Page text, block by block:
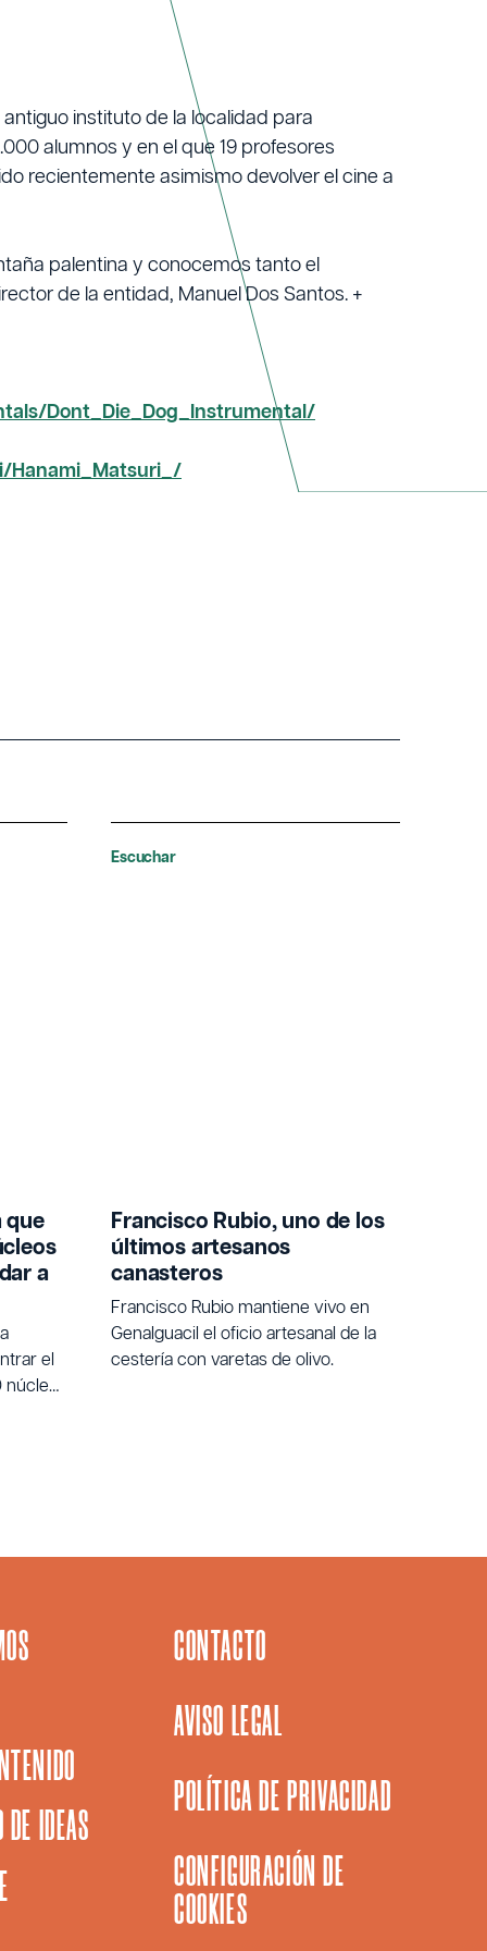
instituto de la localidad para
alumnos y en el que 19 profesores
recientemente asimismo devolver el cine a
palentina y conocemos tanto el
de la entidad, Manuel Dos Santos. +
Dont_Die_Dog_Instrumental/
Hanami_Matsuri_/
que
a
el
Escuchar
Francisco Rubio, uno de los
últimos artesanos
canasteros
Francisco Rubio mantiene vivo en
Genalguacil el oficio artesanal de la
cestería con varetas de olivo.
DE IDEAS
CONTACTO
AVISO LEGAL
POLÍTICA DE PRIVACIDAD
CONFIGURACIÓN DE
COOKIES